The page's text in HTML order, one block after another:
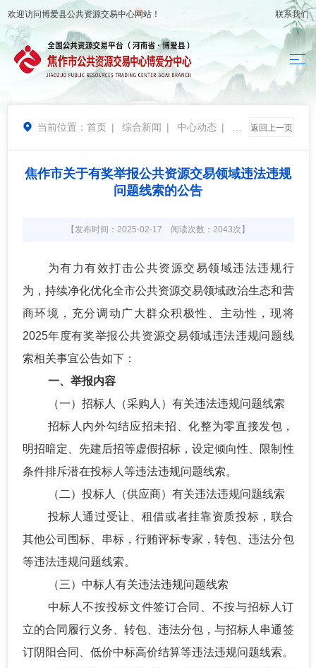
欢迎访问博爱县公共资源交易中心网站！ 联系我们
 当前位置： 首页 | 综合新闻 | 中心动态 |
廉
政建设
返回上一页
焦作市关于有奖举报公共资源交易领域违法违规
问题线索的公告
【发布时间：2025-02-17 阅读次数：2043次】
为有力有效打击公共资源交易领域违法违规行
为，持续净化优化全市公共资源交易领域政治生态和营
商环境，充分调动广大群众积极性、主动性，现将
2025年度有奖举报公共资源交易领域违法违规问题线
索相关事宜公告如下：
一、 举报内容
（一）招标人（采购人）有关违法违规问题线索
招标人内外勾结应招未招、化整为零直接发包，
明招暗定、先建后招等虚假招标，设定倾向性、限制性
条件排斥潜在投标人等违法违规问题线索。
（二）投标人（供应商）有关违法违规问题线索
投标人通过受让、租借或者挂靠资质投标，联合
其他公司围标、串标，行贿评标专家，转包、违法分包
等违法违规问题线索。
（三）中标人有关违法违规问题线索
中标人不按投标文件签订合同、不按与招标人订
立的合同履行义务、转包、违法分包，与招标人串通签
订阴阳合同、低价中标高价结算等违法违规问题线索。